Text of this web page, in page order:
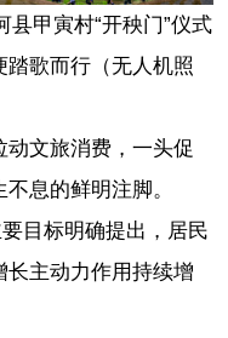
县甲寅村“开秧门”仪式
踏歌而行（无人机照
文旅消费，一头促
息的鲜明注脚。
目标明确提出，居民
主动力作用持续增